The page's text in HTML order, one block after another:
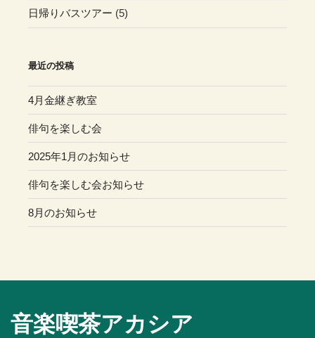
日帰りバスツアー (5)
最近の投稿
4月金継ぎ教室
俳句を楽しむ会
2025年1月のお知らせ
俳句を楽しむ会お知らせ
8月のお知らせ
音楽喫茶アカシア